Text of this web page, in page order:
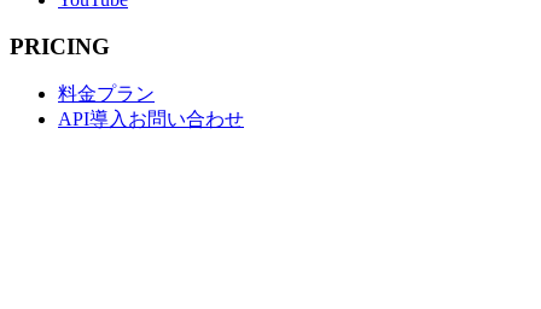
PRICING
料金プラン
API導入お問い合わせ